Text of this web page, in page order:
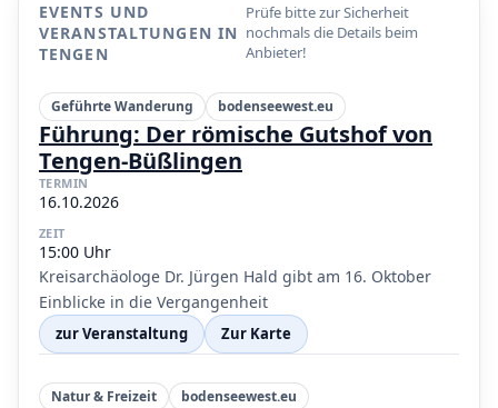
EVENTS UND
VERANSTALTUNGEN IN
TENGEN
Prüfe bitte zur Sicherheit
nochmals die Details beim
Anbieter!
Geführte Wanderung bodenseewest.eu
Führung: Der römische Gutshof von
Tengen-Büßlingen
TERMIN
16.10.2026
ZEIT
15:00 Uhr
Kreisarchäologe Dr. Jürgen Hald gibt am 16. Oktober
Einblicke in die Vergangenheit
zur Veranstaltung Zur Karte
Natur & Freizeit bodenseewest.eu